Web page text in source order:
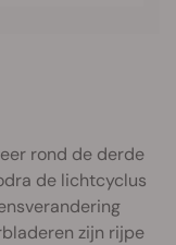
rond de derde
de lichtcyclus
zijn rijpe